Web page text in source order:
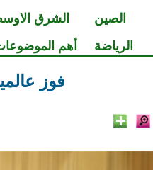
الصين الشرق
الرياضة أهم
فوز